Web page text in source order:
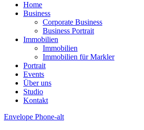
Home
Business
Corporate Business
Business Portrait
Immobilien
Immobilien
Immobilien für Markler
Portrait
Events
Über uns
Studio
Kontakt
Envelope Phone-alt